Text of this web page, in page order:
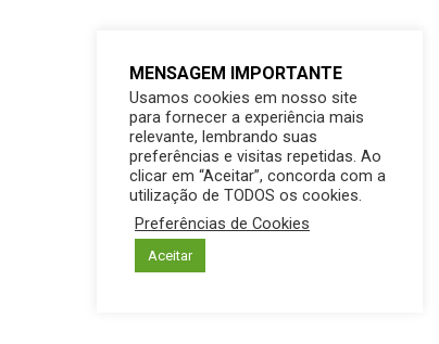
MENSAGEM IMPORTANTE
Usamos cookies em nosso site
para fornecer a experiência mais
relevante, lembrando suas
preferências e visitas repetidas. Ao
clicar em “Aceitar”, concorda com a
utilização de TODOS os cookies.
Preferências de Cookies
Aceitar